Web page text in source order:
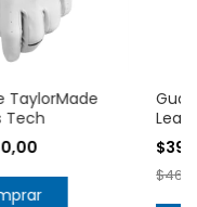
TaylorMade
Tech